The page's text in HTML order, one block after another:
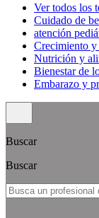
Ver todos los
Cuidado de
atención
Crecimiento y
Nutrición y
Bienestar de
Embarazo y
Buscar
Buscar